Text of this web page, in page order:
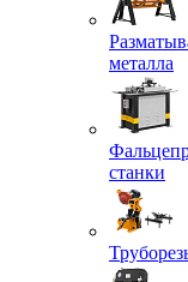
металла
станки